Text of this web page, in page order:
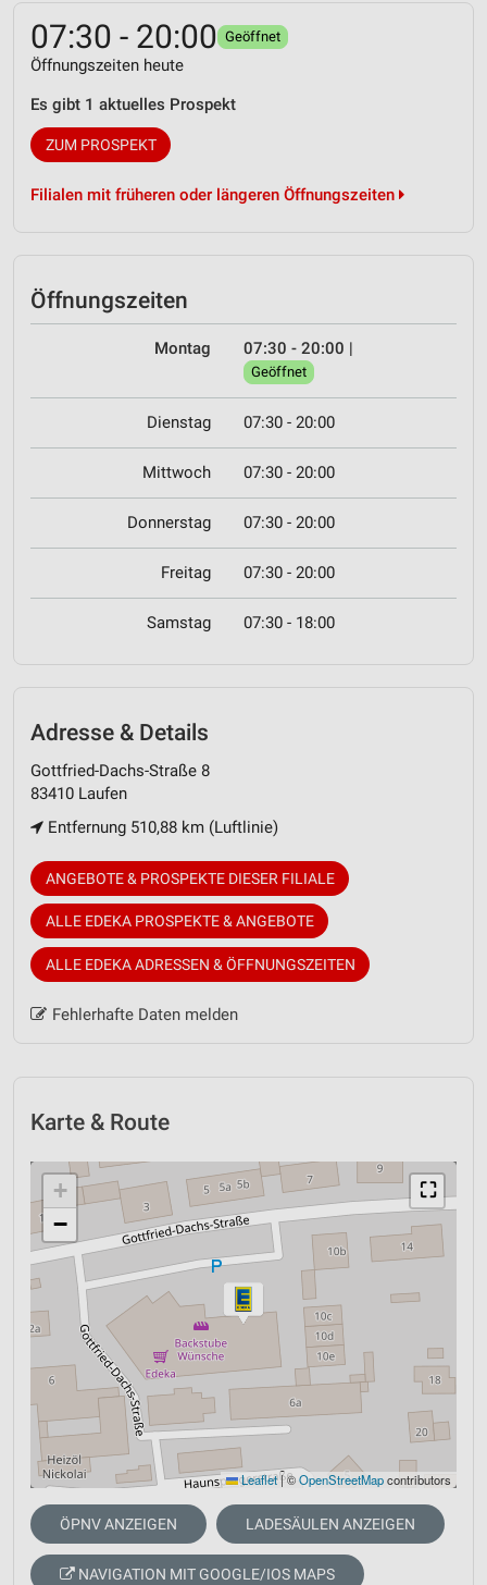
07:30 - 20:00 Geöffnet
Öffnungszeiten heute
Es gibt 1 aktuelles Prospekt
ZUM PROSPEKT
Filialen mit früheren oder längeren Öffnungszeiten
Öffnungszeiten
Montag 07:30 - 20:00 |
Geöffnet
Dienstag 07:30 - 20:00
Mittwoch 07:30 - 20:00
Donnerstag 07:30 - 20:00
Freitag 07:30 - 20:00
Samstag 07:30 - 18:00
Adresse & Details
Gottfried-Dachs-Straße 8
83410 Laufen
Entfernung 510,88 km (Luftlinie)
ANGEBOTE & PROSPEKTE DIESER FILIALE
ALLE EDEKA PROSPEKTE & ANGEBOTE
ALLE EDEKA ADRESSEN & ÖFFNUNGSZEITEN
Fehlerhafte Daten melden
Karte & Route
⛶
+
−
Leaflet|©OpenStreetMapcontributors
ÖPNV ANZEIGEN LADESÄULEN ANZEIGEN
NAVIGATION MIT GOOGLE/IOS MAPS